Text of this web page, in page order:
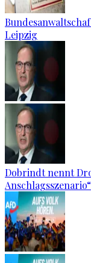
Leipzig
Dobrindt nennt
Anschlagsszenario“